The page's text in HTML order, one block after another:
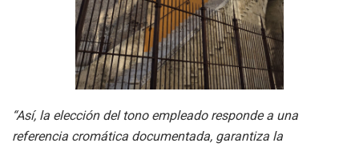
“Así, la elección del tono empleado responde a una
referencia cromática documentada, garantiza la